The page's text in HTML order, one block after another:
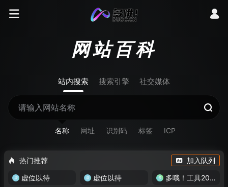
网站百科
站内搜索 搜索引擎 社交媒体
名称 网址 识别码 标签 ICP
热门推荐
加入队列
虚位以待
虚位以待 多哦！工具200+